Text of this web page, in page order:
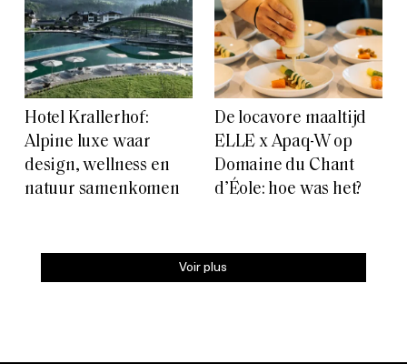
Hotel Krallerhof:
Alpine luxe waar
design, wellness en
natuur samenkomen
De locavore maaltijd
ELLE x Apaq-W op
Domaine du Chant
d’Éole: hoe was het?
Voir plus